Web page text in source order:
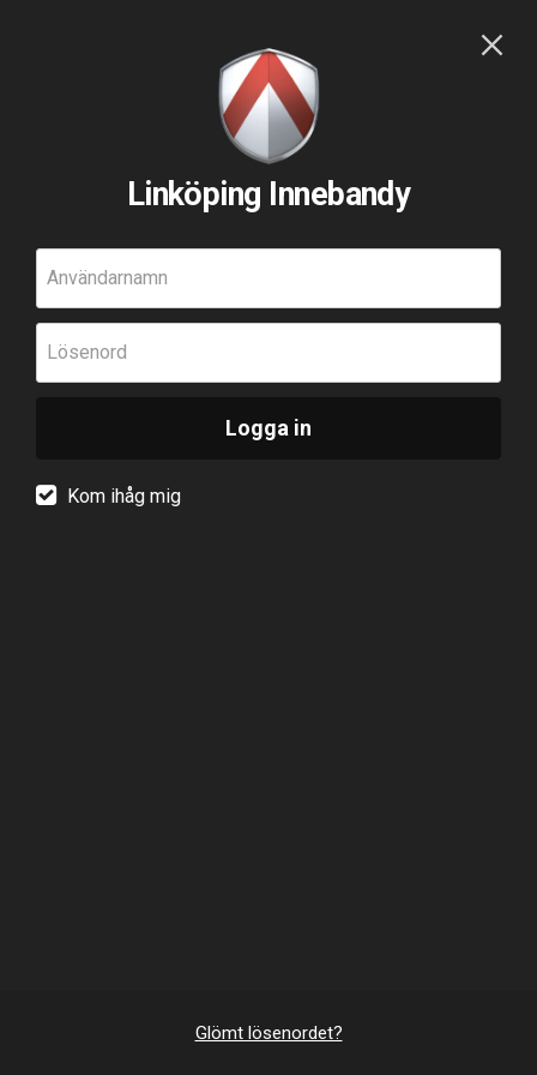
Linköping Innebandy
Användarnamn
Lösenord
Logga in
Kom ihåg mig
Glömt lösenordet?